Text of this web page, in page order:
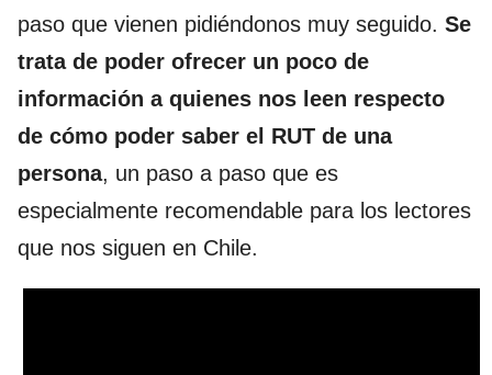
paso que vienen pidiéndonos muy seguido. Se
trata de poder ofrecer un poco de
información a quienes nos leen respecto
de cómo poder saber el RUT de una
persona, un paso a paso que es
especialmente recomendable para los lectores
que nos siguen en Chile.